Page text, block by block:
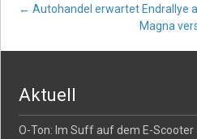
Post
← Autohandel erwartet Endrallye
Magna
Aktuell
O-Ton: Im Suff auf dem E-Scooter